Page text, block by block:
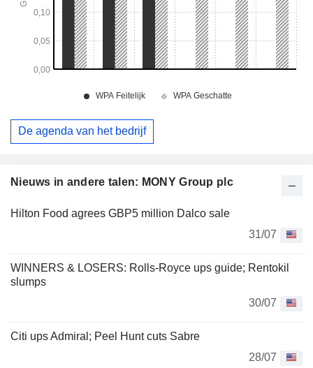
Nieuws in andere talen: MONY Group plc
Hilton Food agrees GBP5 million Dalco sale
31/07
WINNERS & LOSERS: Rolls-Royce ups guide; Rentokil
slumps
30/07
Citi ups Admiral; Peel Hunt cuts Sabre
28/07
De agenda van het bedrijf